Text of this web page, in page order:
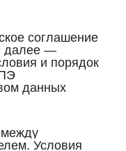
соглашение
далее —
и порядок
данных
Условия